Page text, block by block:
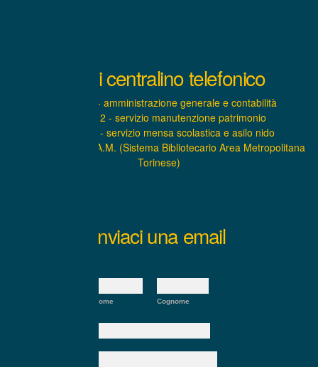
Interni centralino telefonico
INTERNO 1 - amministrazione generale e contabilità
INTERNO 2 - servizio manutenzione patrimonio
INTERNO 3 - servizio mensa scolastica e asilo nido
INTERNO 4 – S.B.A.M. (Sistema Bibliotecario Area Metropolitana
Torinese)
Inviaci una email
Nome Cognome